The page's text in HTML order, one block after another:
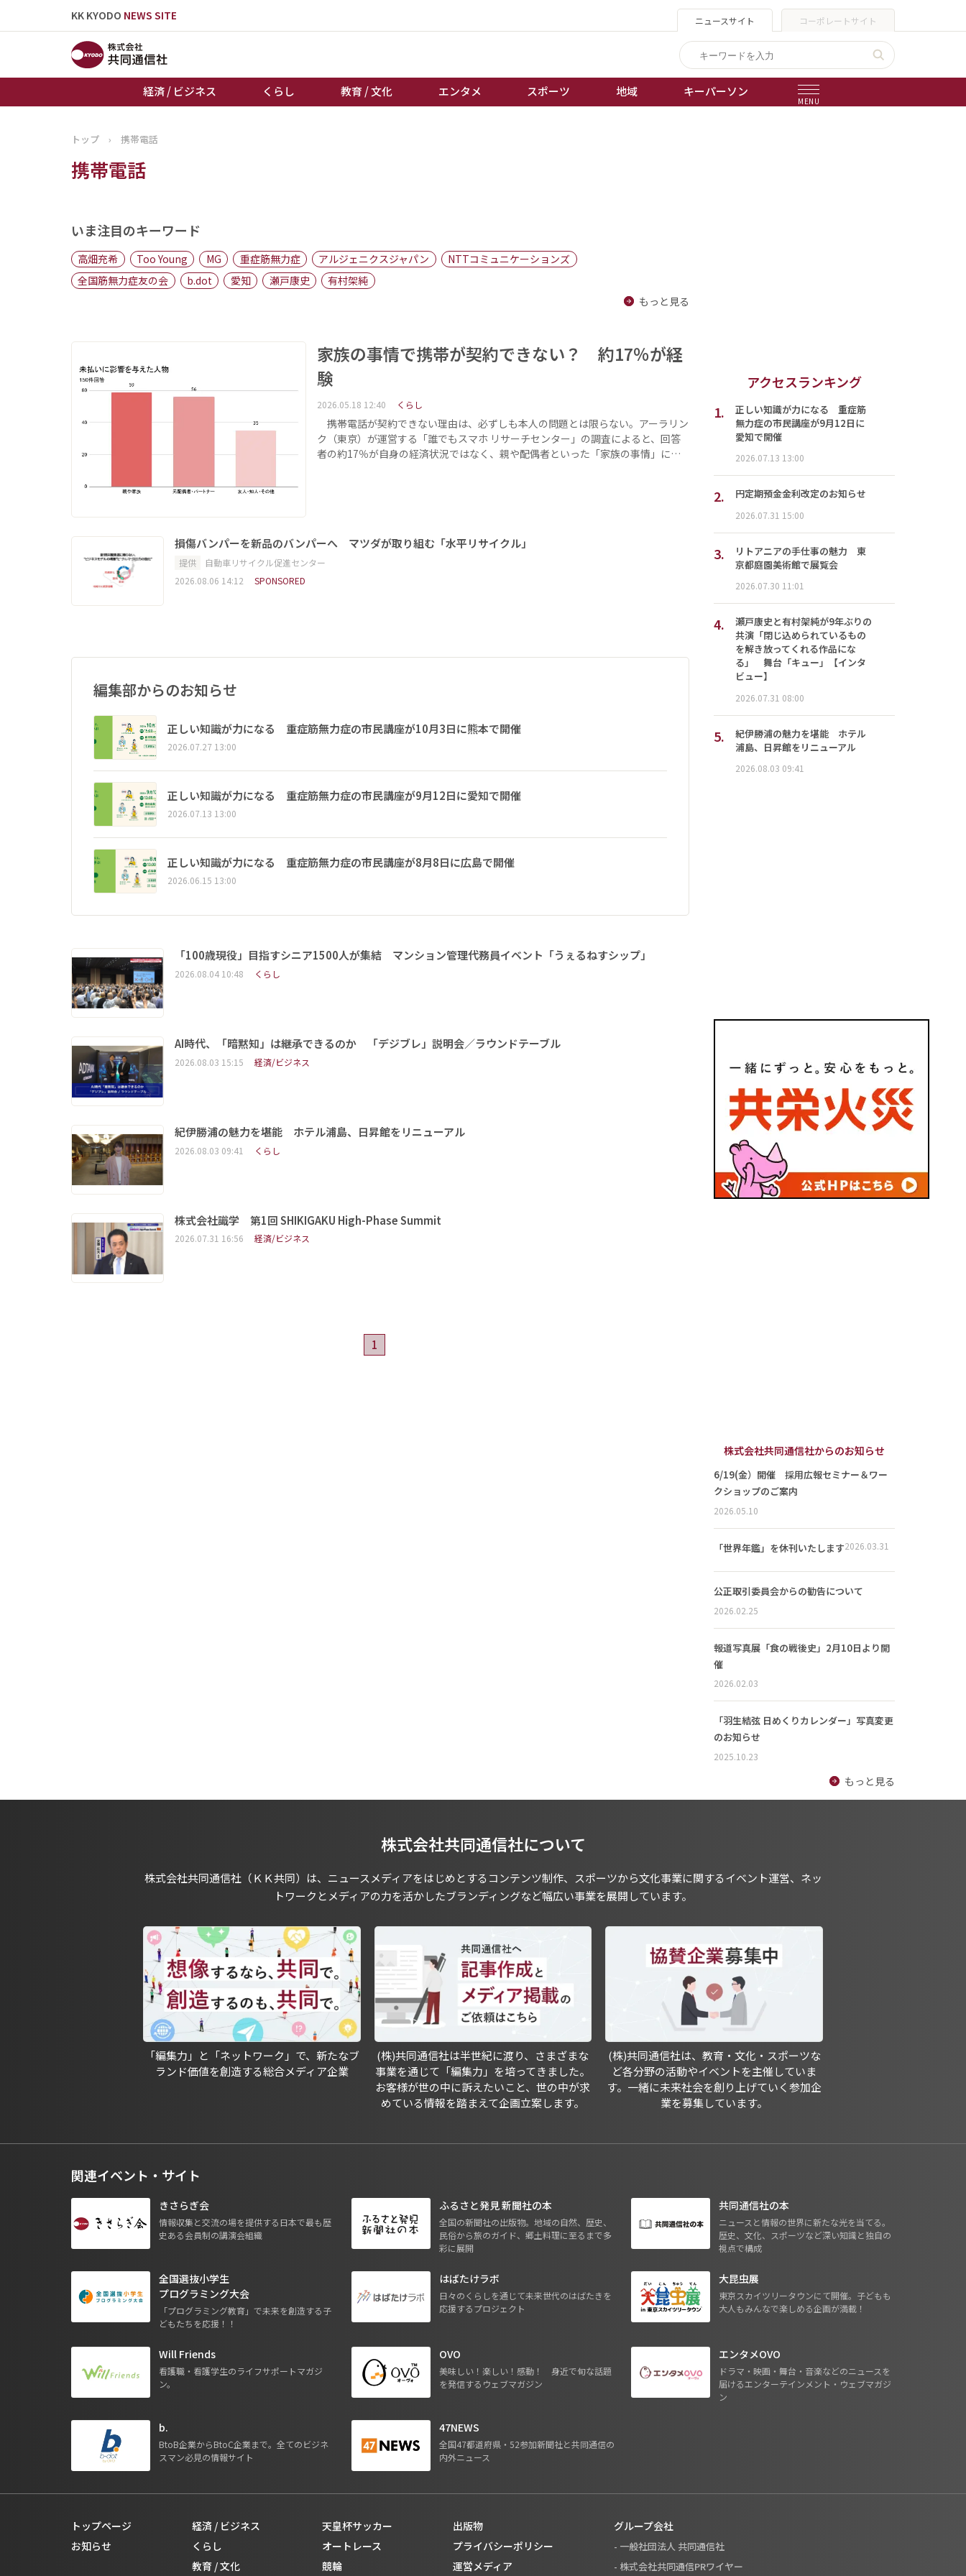
KK KYODO NEWS SITE ニュースサイト コーポレートサイト
経済 / ビジネス くらし 教育 / 文化 エンタメ スポーツ 地域 キーパーソン
MENU
トップページ
お知らせ
地域
キーパーソン
棋王戦
トップ › 携帯電話
携帯電話
いま注目のキーワード
高畑充希 Too Young MG 重症筋無力症 アルジェニクスジャパン
NTTコミュニケーションズ
全国筋無力症友の会
b.dot 愛知 瀬戸康史
有村架純
もっと見る
家族の事情で携帯が契約できない？ 約17％が経
験
2026.05.18 12:40 くらし
携帯電話が契約できない理由は、必ずしも本人の問題とは限らない。アーラリン
ク（東京）が運営する「誰でもスマホ リサーチセンター」の調査によると、回答
者の約17％が自身の経済状況ではなく、親や配偶者といった「家族の事情」に…
損傷バンパーを新品のバンパーへ マツダが取り組む「水平リサイクル」
提供
自動車リサイクル促進センター
2026.08.06 14:12
SPONSORED
編集部からのお知らせ
正しい知識が力になる 重症筋無力症の市民講座が10月3日に熊本で開催
2026.07.27 13:00
正しい知識が力になる 重症筋無力症の市民講座が9月12日に愛知で開催
2026.07.13 13:00
正しい知識が力になる 重症筋無力症の市民講座が8月8日に広島で開催
2026.06.15 13:00
「100歳現役」目指すシニア1500人が集結 マンション管理代務員イベント「うぇるねすシップ」
2026.08.04 10:48 くらし
AI時代、「暗黙知」は継承できるのか 「デジブレ」説明会／ラウンドテーブル
2026.08.03 15:15 経済/ビジネス
紀伊勝浦の魅力を堪能 ホテル浦島、日昇館をリニューアル
2026.08.03 09:41 くらし
株式会社識学 第1回 SHIKIGAKU High-Phase Summit
2026.07.31 16:56 経済/ビジネス
1
アクセスランキング
1.
正しい知識が力になる 重症筋
無力症の市民講座が9月12日に
愛知で開催
2026.07.13 13:00
2. 円定期預金金利改定のお知らせ
2026.07.31 15:00
3.
リトアニアの手仕事の魅力 東
京都庭園美術館で展覧会
2026.07.30 11:01
4.
瀬戸康史と有村架純が9年ぶりの
共演「閉じ込められているもの
を解き放ってくれる作品にな
る」 舞台「キュー」【インタ
ビュー】
2026.07.31 08:00
5.
紀伊勝浦の魅力を堪能 ホテル
浦島、日昇館をリニューアル
2026.08.03 09:41
株式会社共同通信社からのお知らせ
6/19(金）開催 採用広報セミナー＆ワー
クショップのご案内
2026.05.10
「世界年鑑」を休刊いたします2026.03.31
公正取引委員会からの勧告について
2026.02.25
報道写真展「食の戦後史」2月10日より開
催
2026.02.03
「羽生結弦 日めくりカレンダー」写真変更
のお知らせ
2025.10.23
もっと見る
株式会社共同通信社について
株式会社共同通信社（ＫＫ共同）は、ニュースメディアをはじめとするコンテンツ制作、スポーツから文化事業に関するイベント運営、ネッ
トワークとメディアの力を活かしたブランディングなど幅広い事業を展開しています。
「編集力」と「ネットワーク」で、新たなブ
ランド価値を創造する総合メディア企業
(株)共同通信社は半世紀に渡り、さまざまな
事業を通じて「編集力」を培ってきました。
お客様が世の中に訴えたいこと、世の中が求
めている情報を踏まえて企画立案します。
(株)共同通信社は、教育・文化・スポーツな
ど各分野の活動やイベントを主催していま
す。一緒に未来社会を創り上げていく参加企
業を募集しています。
関連イベント・サイト
きさらぎ会
情報収集と交流の場を提供する日本で最も歴
史ある会員制の講演会組織
ふるさと発見 新聞社の本
全国の新聞社の出版物。地域の自然、歴史、
民俗から旅のガイド、郷土料理に至るまで多
彩に展開
共同通信社の本
ニュースと情報の世界に新たな光を当てる。
歴史、文化、スポーツなど深い知識と独自の
視点で構成
全国選抜小学生
プログラミング大会
「プログラミング教育」で未来を創造する子
どもたちを応援！！
はばたけラボ
日々のくらしを通じて未来世代のはばたきを
応援するプロジェクト
大昆虫展
東京スカイツリータウンにて開催。子どもも
大人もみんなで楽しめる企画が満載！
Will Friends
看護職・看護学生のライフサポートマガジ
ン。
OVO
美味しい！楽しい！感動！ 身近で旬な話題
を発信するウェブマガジン
エンタメOVO
ドラマ・映画・舞台・音楽などのニュースを
届けるエンターテインメント・ウェブマガジ
ン
b.
BtoB企業からBtoC企業まで。全てのビジネ
スマン必見の情報サイト
47NEWS
全国47都道府県・52参加新聞社と共同通信の
内外ニュース
トップページ
お知らせ
経済 / ビジネス
くらし
教育 / 文化
天皇杯サッカー
オートレース
競輪
出版物
プライバシーポリシー
運営メディア
グループ会社
- 一般社団法人 共同通信社
- 株式会社共同通信PRワイヤー